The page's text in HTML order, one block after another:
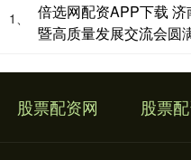
1、
倍选网配资APP下载
暨高质量发展交流会圆
股票配资网 股票